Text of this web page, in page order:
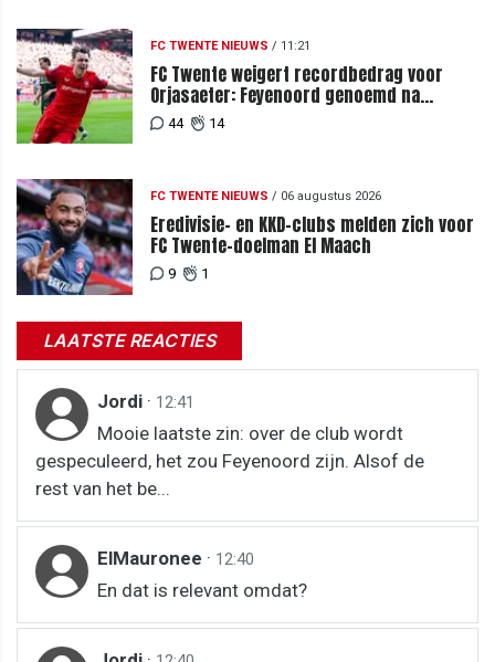
FC TWENTE NIEUWS / 11:21
FC Twente weigert recordbedrag voor
Orjasaeter: Feyenoord genoemd na
megabod
44 14
FC TWENTE NIEUWS / 06 augustus 2026
Eredivisie- en KKD-clubs melden zich voor
FC Twente-doelman El Maach
9 1
LAATSTE REACTIES
Jordi · 12:41
Mooie laatste zin: over de club wordt
gespeculeerd, het zou Feyenoord zijn. Alsof de
rest van het be...
ElMauronee · 12:40
En dat is relevant omdat?